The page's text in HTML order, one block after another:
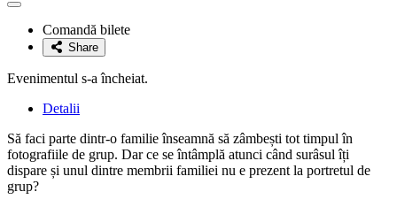
Adaugă
favoriteComandă bilete
Share
Evenimentul s-a încheiat.
Detalii
Să faci parte dintr-o familie înseamnă să zâmbești tot timpul în
fotografiile de grup. Dar ce se întâmplă atunci când surâsul îți
dispare și unul dintre membrii familiei nu e prezent la portretul de
grup?